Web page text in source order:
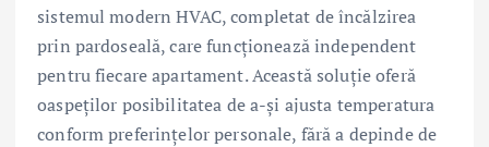
sistemul modern HVAC, completat de încălzirea
prin pardoseală, care funcționează independent
pentru fiecare apartament. Această soluție oferă
oaspeților posibilitatea de a-și ajusta temperatura
conform preferințelor personale, fără a depinde de